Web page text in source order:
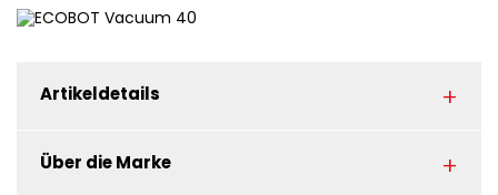
Artikeldetails
Über die Marke